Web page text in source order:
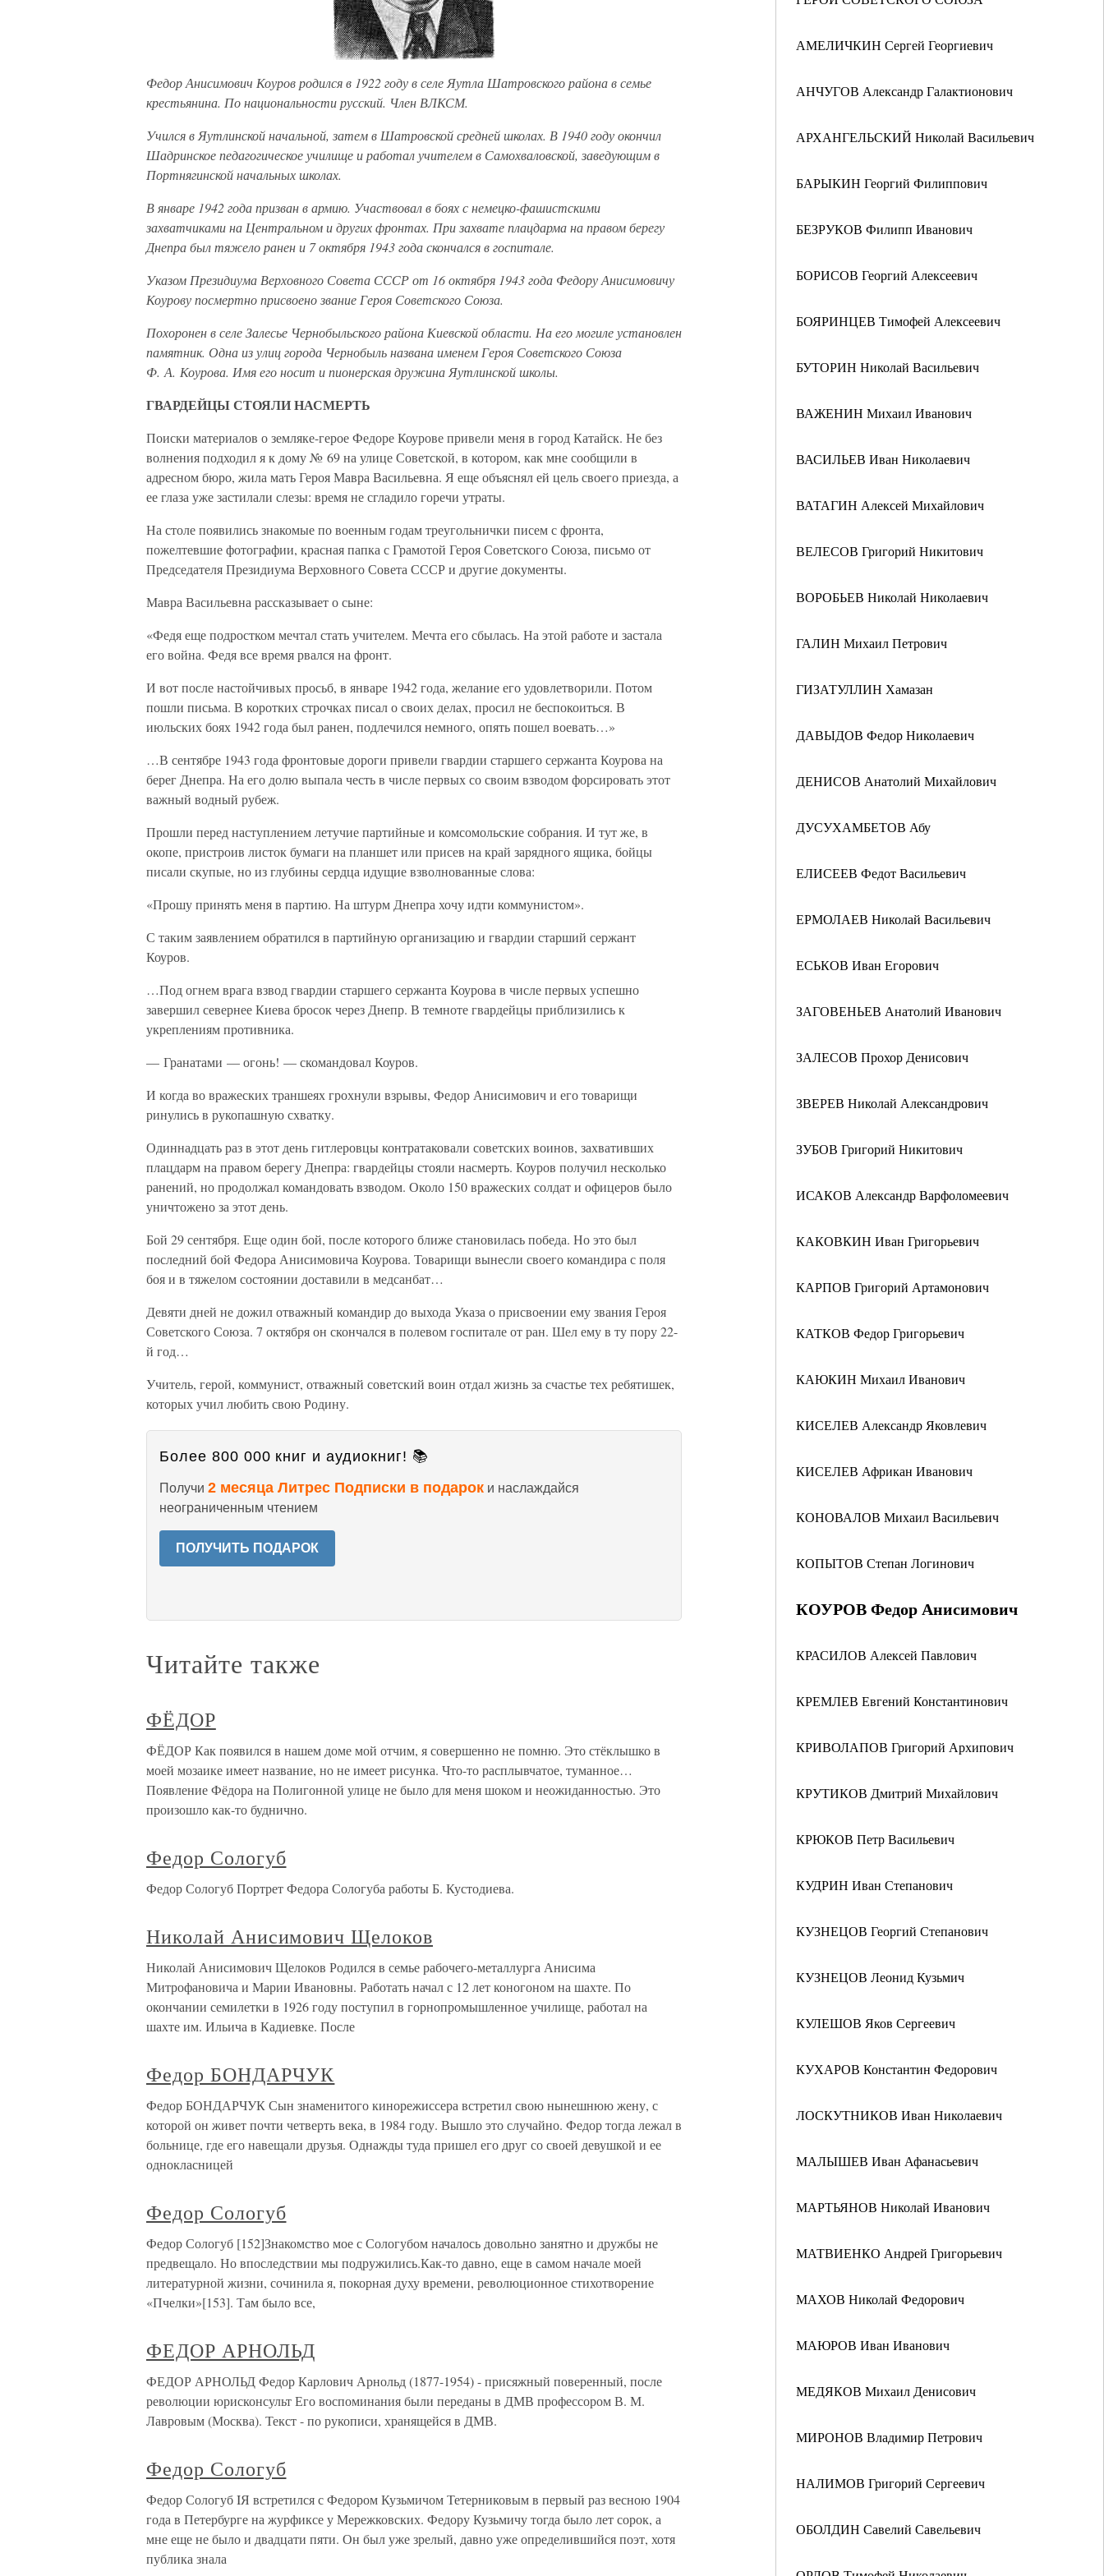
АМЕЛИЧКИН Сергей Георгиевич
АНЧУГОВ Александр Галактионович
АРХАНГЕЛЬСКИЙ Николай Васильевич
БАРЫКИН Георгий Филиппович
БЕЗРУКОВ Филипп Иванович
БОРИСОВ Георгий Алексеевич
БОЯРИНЦЕВ Тимофей Алексеевич
БУТОРИН Николай Васильевич
ВАЖЕНИН Михаил Иванович
ВАСИЛЬЕВ Иван Николаевич
ВАТАГИН Алексей Михайлович
ВЕЛЕСОВ Григорий Никитович
ВОРОБЬЕВ Николай Николаевич
ГАЛИН Михаил Петрович
ГИЗАТУЛЛИН Хамазан
ДАВЫДОВ Федор Николаевич
ДЕНИСОВ Анатолий Михайлович
ДУСУХАМБЕТОВ Абу
ЕЛИСЕЕВ Федот Васильевич
ЕРМОЛАЕВ Николай Васильевич
ЕСЬКОВ Иван Егорович
ЗАГОВЕНЬЕВ Анатолий Иванович
ЗАЛЕСОВ Прохор Денисович
ЗВЕРЕВ Николай Александрович
ЗУБОВ Григорий Никитович
ИСАКОВ Александр Варфоломеевич
КАКОВКИН Иван Григорьевич
КАРПОВ Григорий Артамонович
КАТКОВ Федор Григорьевич
КАЮКИН Михаил Иванович
КИСЕЛЕВ Александр Яковлевич
КИСЕЛЕВ Африкан Иванович
КОНОВАЛОВ Михаил Васильевич
КОПЫТОВ Степан Логинович
КОУРОВ Федор Анисимович
КРАСИЛОВ Алексей Павлович
КРЕМЛЕВ Евгений Константинович
КРИВОЛАПОВ Григорий Архипович
КРУТИКОВ Дмитрий Михайлович
КРЮКОВ Петр Васильевич
КУДРИН Иван Степанович
КУЗНЕЦОВ Георгий Степанович
КУЗНЕЦОВ Леонид Кузьмич
КУЛЕШОВ Яков Сергеевич
КУХАРОВ Константин Федорович
ЛОСКУТНИКОВ Иван Николаевич
МАЛЫШЕВ Иван Афанасьевич
МАРТЬЯНОВ Николай Иванович
МАТВИЕНКО Андрей Григорьевич
МАХОВ Николай Федорович
МАЮРОВ Иван Иванович
МЕДЯКОВ Михаил Денисович
МИРОНОВ Владимир Петрович
НАЛИМОВ Григорий Сергеевич
ОБОЛДИН Савелий Савельевич
Федор Анисимович Коуров родился в 1922 году в селе Яутла Шатровского района в семье
крестьянина. По национальности русский. Член ВЛКСМ.
Учился в Яутлинской начальной, затем в Шатровской средней школах. В 1940 году окончил
Шадринское педагогическое училище и работал учителем в Самохваловской, заведующим в
Портнягинской начальных школах.
В январе 1942 года призван в армию. Участвовал в боях с немецко-фашистскими
захватчиками на Центральном и других фронтах. При захвате плацдарма на правом берегу
Днепра был тяжело ранен и 7 октября 1943 года скончался в госпитале.
Указом Президиума Верховного Совета СССР от 16 октября 1943 года Федору Анисимовичу
Коурову посмертно присвоено звание Героя Советского Союза.
Похоронен в селе Залесье Чернобыльского района Киевской области. На его могиле установлен
памятник. Одна из улиц города Чернобыль названа именем Героя Советского Союза
Ф. А. Коурова. Имя его носит и пионерская дружина Яутлинской школы.
ГВАРДЕЙЦЫ СТОЯЛИ НАСМЕРТЬ
Поиски материалов о земляке-герое Федоре Коурове привели меня в город Катайск. Не без
волнения подходил я к дому № 69 на улице Советской, в котором, как мне сообщили в
адресном бюро, жила мать Героя Мавра Васильевна. Я еще объяснял ей цель своего приезда, а
ее глаза уже застилали слезы: время не сгладило горечи утраты.
На столе появились знакомые по военным годам треугольнички писем с фронта,
пожелтевшие фотографии, красная папка с Грамотой Героя Советского Союза, письмо от
Председателя Президиума Верховного Совета СССР и другие документы.
Мавра Васильевна рассказывает о сыне:
«Федя еще подростком мечтал стать учителем. Мечта его сбылась. На этой работе и застала
его война. Федя все время рвался на фронт.
И вот после настойчивых просьб, в январе 1942 года, желание его удовлетворили. Потом
пошли письма. В коротких строчках писал о своих делах, просил не беспокоиться. В
июльских боях 1942 года был ранен, подлечился немного, опять пошел воевать…»
…В сентябре 1943 года фронтовые дороги привели гвардии старшего сержанта Коурова на
берег Днепра. На его долю выпала честь в числе первых со своим взводом форсировать этот
важный водный рубеж.
Прошли перед наступлением летучие партийные и комсомольские собрания. И тут же, в
окопе, пристроив листок бумаги на планшет или присев на край зарядного ящика, бойцы
писали скупые, но из глубины сердца идущие взволнованные слова:
«Прошу принять меня в партию. На штурм Днепра хочу идти коммунистом».
С таким заявлением обратился в партийную организацию и гвардии старший сержант
Коуров.
…Под огнем врага взвод гвардии старшего сержанта Коурова в числе первых успешно
завершил севернее Киева бросок через Днепр. В темноте гвардейцы приблизились к
укреплениям противника.
— Гранатами — огонь! — скомандовал Коуров.
И когда во вражеских траншеях грохнули взрывы, Федор Анисимович и его товарищи
ринулись в рукопашную схватку.
Одиннадцать раз в этот день гитлеровцы контратаковали советских воинов, захвативших
плацдарм на правом берегу Днепра: гвардейцы стояли насмерть. Коуров получил несколько
ранений, но продолжал командовать взводом. Около 150 вражеских солдат и офицеров было
уничтожено за этот день.
Бой 29 сентября. Еще один бой, после которого ближе становилась победа. Но это был
последний бой Федора Анисимовича Коурова. Товарищи вынесли своего командира с поля
боя и в тяжелом состоянии доставили в медсанбат…
Девяти дней не дожил отважный командир до выхода Указа о присвоении ему звания Героя
Советского Союза. 7 октября он скончался в полевом госпитале от ран. Шел ему в ту пору 22-
й год…
Учитель, герой, коммунист, отважный советский воин отдал жизнь за счастье тех ребятишек,
которых учил любить свою Родину.
Более 800 000 книг и аудиокниг! 📚
Получи 2 месяца Литрес Подписки в подарок и наслаждайся
неограниченным чтением
ПОЛУЧИТЬ ПОДАРОК
Читайте также
ФЁДОР
ФЁДОР Как появился в нашем доме мой отчим, я совершенно не помню. Это стёклышко в
моей мозаике имеет название, но не имеет рисунка. Что-то расплывчатое, туманное…
Появление Фёдора на Полигонной улице не было для меня шоком и неожиданностью. Это
произошло как-то буднично.
Федор Сологуб
Федор Сологуб Портрет Федора Сологуба работы Б. Кустодиева.
Николай Анисимович Щелоков
Николай Анисимович Щелоков Родился в семье рабочего-металлурга Анисима
Митрофановича и Марии Ивановны. Работать начал с 12 лет коногоном на шахте. По
окончании семилетки в 1926 году поступил в горнопромышленное училище, работал на
шахте им. Ильича в Кадиевке. После
Федор БОНДАРЧУК
Федор БОНДАРЧУК Сын знаменитого кинорежиссера встретил свою нынешнюю жену, с
которой он живет почти четверть века, в 1984 году. Вышло это случайно. Федор тогда лежал в
больнице, где его навещали друзья. Однажды туда пришел его друг со своей девушкой и ее
однокласницей
Федор Сологуб
Федор Сологуб [152]Знакомство мое с Сологубом началось довольно занятно и дружбы не
предвещало. Но впоследствии мы подружились.Как-то давно, еще в самом начале моей
литературной жизни, сочинила я, покорная духу времени, революционное стихотворение
«Пчелки»[153]. Там было все,
ФЕДОР АРНОЛЬД
ФЕДОР АРНОЛЬД Федор Карлович Арнольд (1877-1954) - присяжный поверенный, после
революции юрисконсульт Его воспоминания были переданы в ДМВ профессором В. М.
Лавровым (Москва). Текст - по рукописи, хранящейся в ДМВ.
Федор Сологуб
Федор Сологуб IЯ встретился с Федором Кузьмичом Тетерниковым в первый раз весною 1904
года в Петербурге на журфиксе у Мережковских. Федору Кузьмичу тогда было лет сорок, а
мне еще не было и двадцати пяти. Он был уже зрелый, давно уже определившийся поэт, хотя
публика знала